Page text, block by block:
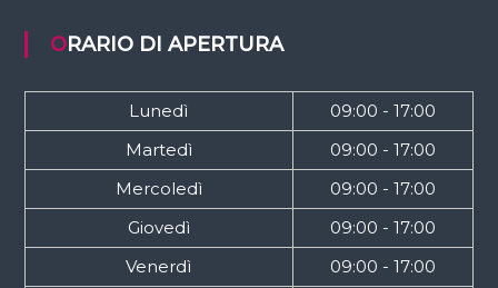
ORARIO DI APERTURA
Lunedì
09:00 - 17:00
Martedì
09:00 - 17:00
Mercoledì
09:00 - 17:00
Giovedì
09:00 - 17:00
Venerdì
09:00 - 17:00